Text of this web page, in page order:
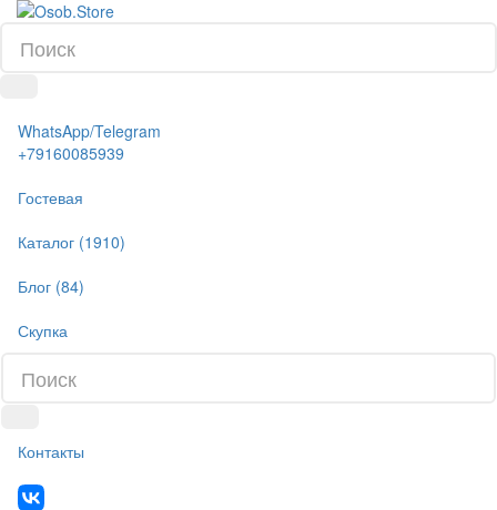
WhatsApp/Telegram
+79160085939
Гостевая
Каталог (1910)
Блог (84)
Скупка
Контакты